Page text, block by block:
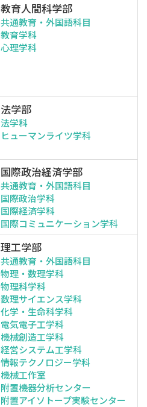
教育人間科学部
共通教育・外国語科目
教育学科
心理学科
法学部
法学科
ヒューマンライツ学科
国際政治経済学部
共通教育・外国語科目
国際政治学科
国際経済学科
国際コミュニケーション学科
理工学部
共通教育・外国語科目
物理・数理学科
物理科学科
数理サイエンス学科
化学・生命科学科
電気電子工学科
機械創造工学科
経営システム工学科
情報テクノロジー学科
機械工作室
附置機器分析センター
附置アイソトープ実験センター